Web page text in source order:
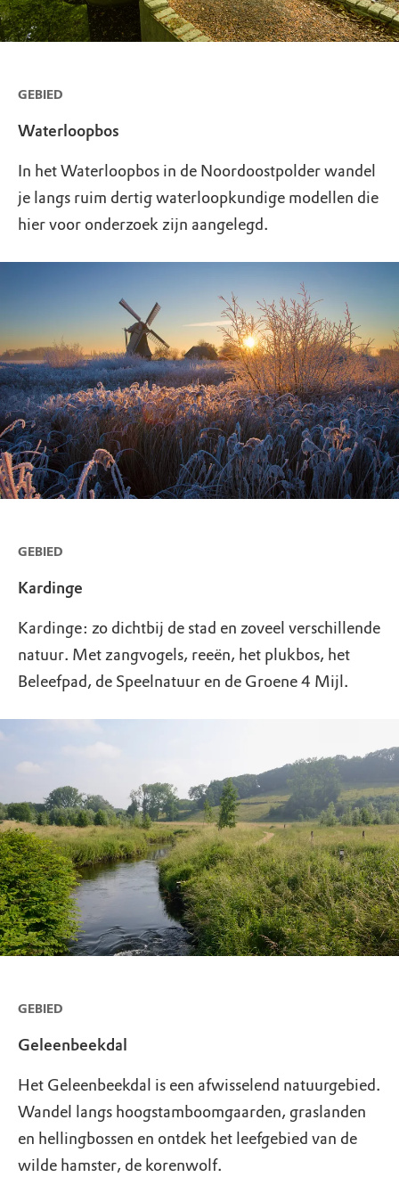
GEBIED
Waterloopbos
In het Waterloopbos in de Noordoostpolder wandel
je langs ruim dertig waterloopkundige modellen die
hier voor onderzoek zijn aangelegd.
GEBIED
Kardinge
Kardinge: zo dichtbij de stad en zoveel verschillende
natuur. Met zangvogels, reeën, het plukbos, het
Beleefpad, de Speelnatuur en de Groene 4 Mijl.
GEBIED
Geleenbeekdal
Het Geleenbeekdal is een afwisselend natuurgebied.
Wandel langs hoogstamboomgaarden, graslanden
en hellingbossen en ontdek het leefgebied van de
wilde hamster, de korenwolf.